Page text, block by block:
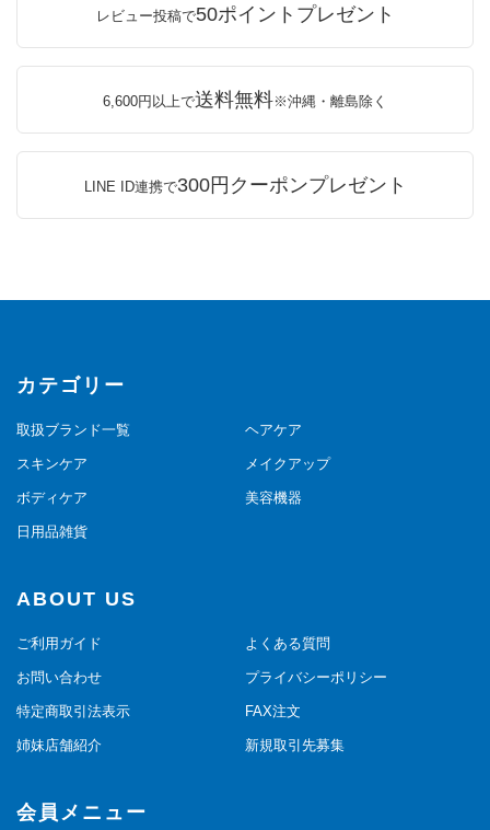
レビュー投稿で50ポイントプレゼント
6,600円以上で送料無料※沖縄・離島除く
LINE ID連携で300円クーポンプレゼント
カテゴリー
取扱ブランド一覧 ヘアケア
スキンケア メイクアップ
ボディケア 美容機器
日用品雑貨
ABOUT US
ご利用ガイド よくある質問
お問い合わせ プライバシーポリシー
特定商取引法表示 FAX注文
姉妹店舗紹介 新規取引先募集
会員メニュー